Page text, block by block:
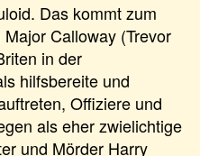
Das kommt zum
Calloway (Trevor
in der
hilfsbereite und
Offiziere und
als eher zwielichtige
und Mörder Harry